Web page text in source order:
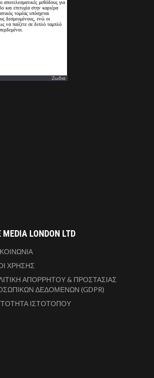
Ζωδια
LONDON LTD
ΧΡΗΣΗΣ
ΑΠΟΡΡΗΤΟΥ & ΠΡΟΣΤΑΣΙΑΣ
ΔΕΔΟΜΕΝΩΝ (GDPR)
ΙΣΤΟΤΟΠΟΥ